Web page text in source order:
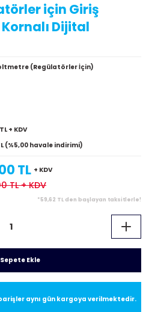
için Giriş
Dijital
(Regülatörler İçin)
+ KDV
(%5,00 havale indirimi)
TL + KDV
TL+ KDV
*59,62 TL den başlayan taksitlerle!
Sepete Ekle
aynı gün kargoya verilmektedir.